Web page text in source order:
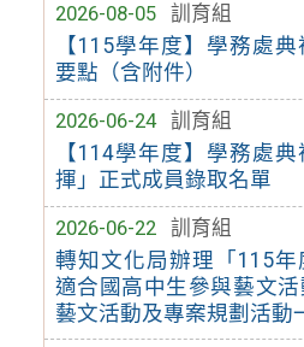
2026-08-05
訓育組
【115學年度】學務處
要點（含附件）
2026-06-24
訓育組
【114學年度】學務處
揮」正式成員錄取名單
2026-06-22
訓育組
轉知文化局辦理「115年
適合國高中生參與藝文
藝文活動及專案規劃活動